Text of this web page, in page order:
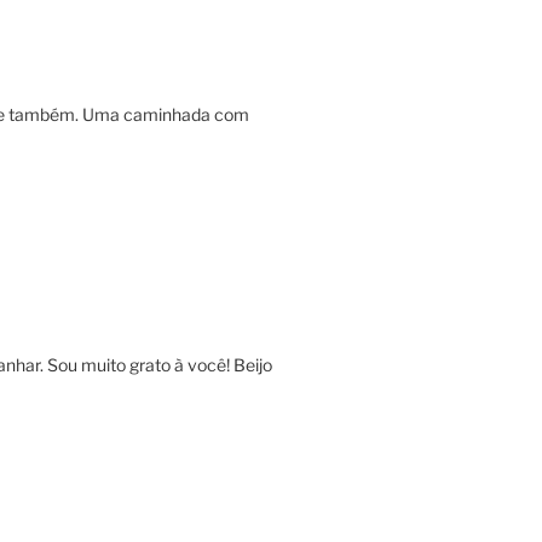
também. Uma caminhada com
Sou muito grato à você! Beijo